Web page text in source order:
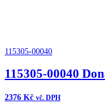
115305-00040
115305-00040
2376 Kč vč. DPH